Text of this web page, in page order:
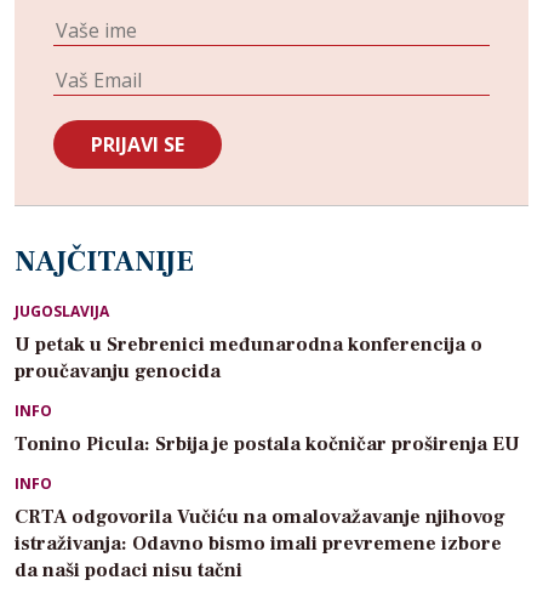
NAJČITANIJE
JUGOSLAVIJA
U petak u Srebrenici međunarodna konferencija o
proučavanju genocida
INFO
Tonino Picula: Srbija je postala kočničar proširenja EU
INFO
CRTA odgovorila Vučiću na omalovažavanje njihovog
istraživanja: Odavno bismo imali prevremene izbore
da naši podaci nisu tačni